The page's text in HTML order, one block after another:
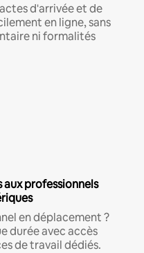
d'arrivée et de
en ligne, sans
ni formalités
professionnels
en déplacement ?
durée avec accès
de travail dédiés.